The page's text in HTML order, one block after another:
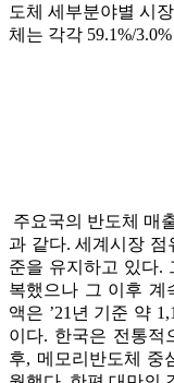
도체 세부분야별 시
체는 각각 59.1%/
주요국의 반도체 매
과 같다. 세계시장 점
준을 유지하고 있다.
복했으나 그 이후 계
액은 ’21년 기준 약
이다. 한국은 전통적
후, 메모리반도체 중